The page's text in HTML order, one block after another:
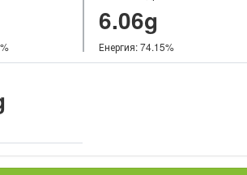
6.06g
Енергия: 74.15%